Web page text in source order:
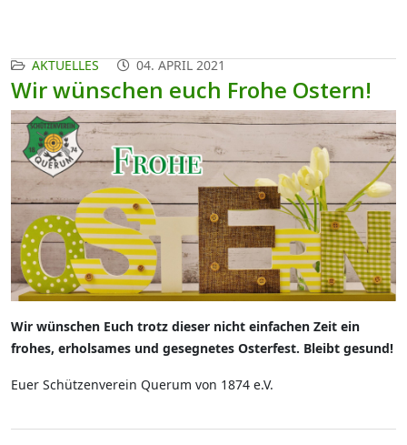
AKTUELLES 04. APRIL 2021
Wir wünschen euch Frohe Ostern!
Wir wünschen Euch trotz dieser nicht einfachen Zeit ein
frohes, erholsames und gesegnetes Osterfest. Bleibt gesund!
Euer Schützenverein Querum von 1874 e.V.